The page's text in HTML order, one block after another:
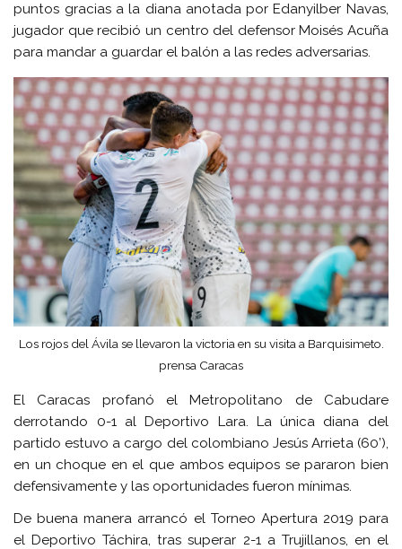
puntos gracias a la diana anotada por Edanyilber Navas,
jugador que recibió un centro del defensor Moisés Acuña
para mandar a guardar el balón a las redes adversarias.
Los rojos del Ávila se llevaron la victoria en su visita a Barquisimeto.
prensa Caracas
El Caracas profanó el Metropolitano de Cabudare
derrotando 0-1 al Deportivo Lara. La única diana del
partido estuvo a cargo del colombiano Jesús Arrieta (60’),
en un choque en el que ambos equipos se pararon bien
defensivamente y las oportunidades fueron mínimas.
De buena manera arrancó el Torneo Apertura 2019 para
el Deportivo Táchira, tras superar 2-1 a Trujillanos, en el